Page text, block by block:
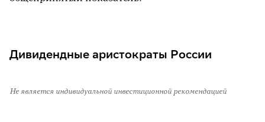
Дивидендные аристократы России
Не является индивидуальной инвестиционной рекомендацией